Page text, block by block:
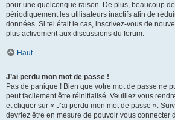
pour une quelconque raison. De plus, beaucoup
périodiquement les utilisateurs inactifs afin de
données. Si tel était le cas, inscrivez-vous de
plus activement aux discussions du forum.
Haut
J’ai perdu mon mot de passe !
Pas de panique ! Bien que votre mot de passe ne
peut facilement être réinitialisé. Veuillez vous
et cliquer sur « J’ai perdu mon mot de passe ».
devriez être en mesure de pouvoir vous connecter